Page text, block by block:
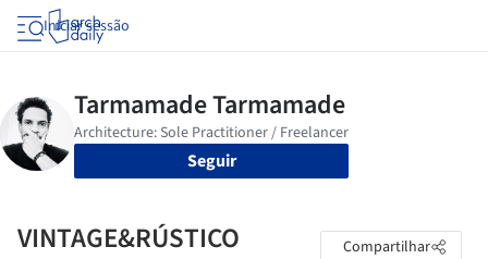
Iniciar sessão
Seguir
VINTAGE&RÚSTICO Compartilhar